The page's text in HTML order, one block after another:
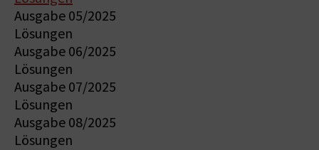
Ausgabe 05/2025
Lösungen
Ausgabe 06/2025
Lösungen
Ausgabe 07/2025
Lösungen
Ausgabe 08/2025
Lösungen